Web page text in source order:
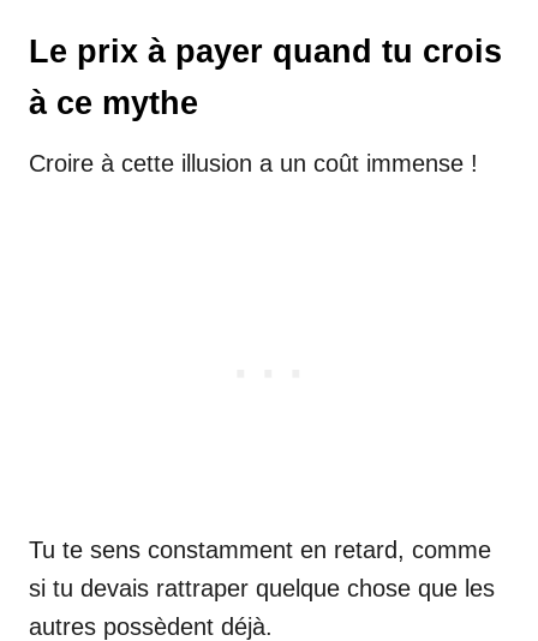
Le prix à payer quand tu crois
à ce mythe
Croire à cette illusion a un coût immense !
Tu te sens constamment en retard, comme
si tu devais rattraper quelque chose que les
autres possèdent déjà.